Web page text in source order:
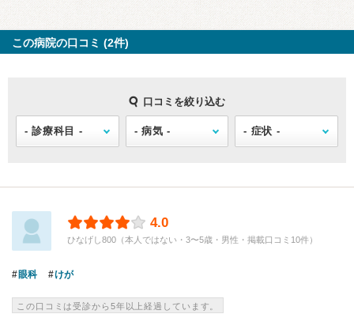
この病院の口コミ (2件)
口コミを絞り込む
4.0
ひなげし800（本人ではない・3〜5歳・男性・掲載口コミ10件）
眼科 けが
この口コミは受診から5年以上経過しています。